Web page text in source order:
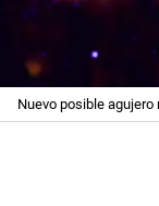
Nuevo posible